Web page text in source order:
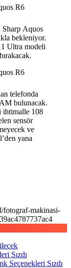
Sharp Aquos
bekleniyor.
Ultra modeli
telefonda
bulunacak.
ihtimalle 108
sensör
ve
yana
makinasi-
Seçenekleri Sızdı